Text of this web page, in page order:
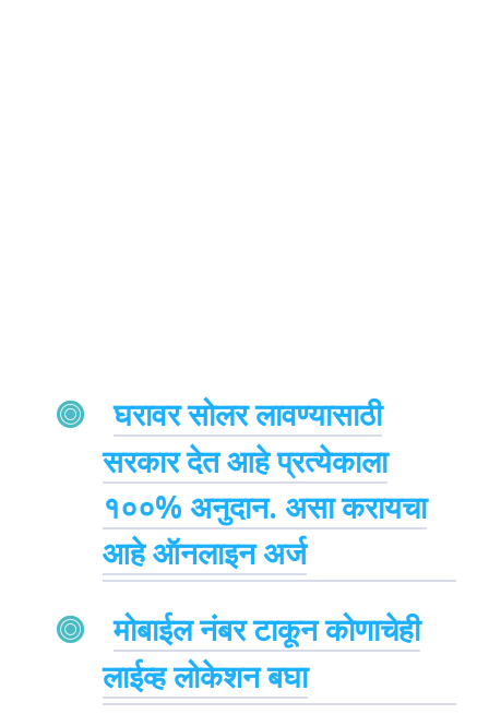
घरावर सोलर लावण्यासाठी
सरकार देत आहे प्रत्येकाला
१००% अनुदान. असा करायचा
आहे ऑनलाइन अर्ज
मोबाईल नंबर टाकून कोणाचेही
लाईव्ह लोकेशन बघा